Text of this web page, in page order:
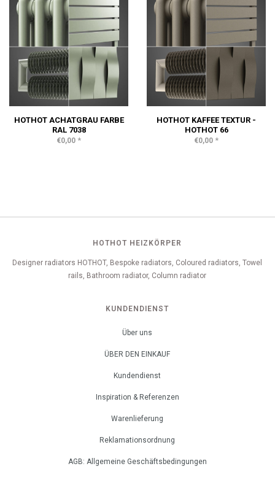
HOTHOT ACHATGRAU FARBE
RAL 7038
€0,00 *
HOTHOT KAFFEE TEXTUR -
HOTHOT 66
€0,00 *
HOTHOT HEIZKÖRPER
Designer radiators HOTHOT, Bespoke radiators, Coloured radiators, Towel
rails, Bathroom radiator, Column radiator
KUNDENDIENST
Über uns
ÜBER DEN EINKAUF
Kundendienst
Inspiration & Referenzen
Warenlieferung
Reklamationsordnung
AGB: Allgemeine Geschäftsbedingungen